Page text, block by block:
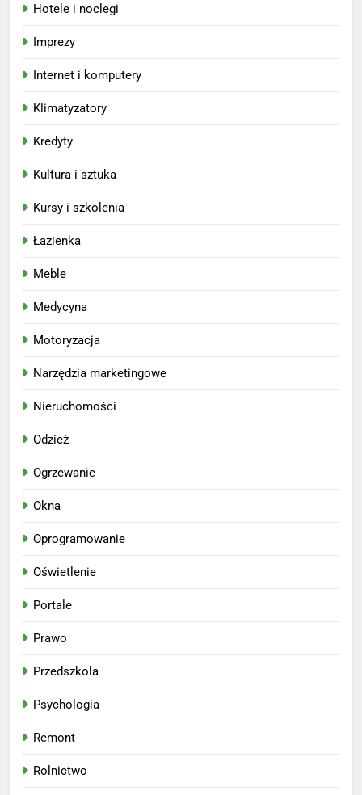
Hotele i noclegi
Imprezy
Internet i komputery
Klimatyzatory
Kredyty
Kultura i sztuka
Kursy i szkolenia
Łazienka
Meble
Medycyna
Motoryzacja
Narzędzia marketingowe
Nieruchomości
Odzież
Ogrzewanie
Okna
Oprogramowanie
Oświetlenie
Portale
Prawo
Przedszkola
Psychologia
Remont
Rolnictwo